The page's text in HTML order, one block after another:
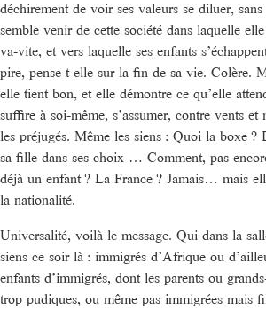
déchirement de voir ses valeurs se diluer,
semble venir de cette société dans laquelle
va-vite, et vers laquelle ses enfants
pire, pense-t-elle sur la fin de sa vie. Colère.
elle tient bon, et elle démontre ce qu’elle
suffire à soi-même, s’assumer, contre vents et
les préjugés. Même les siens : Quoi la boxe ?
sa fille dans ses choix … Comment, pas
déjà un enfant ? La France ? Jamais… mais
la nationalité.
Universalité, voilà le message. Qui dans la
siens ce soir là : immigrés d’Afrique ou
enfants d’immigrés, dont les parents ou
trop pudiques, ou même pas immigrées mais